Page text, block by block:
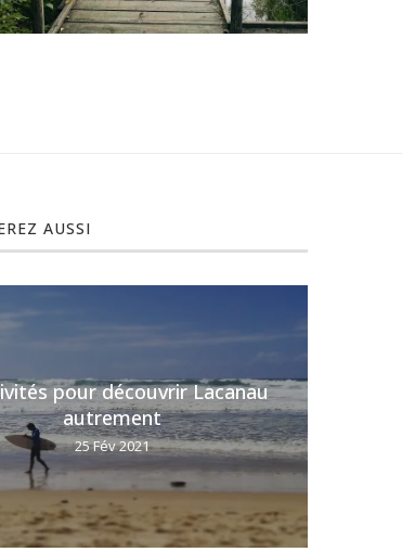
AUSSI
pour découvrir Lacanau
autrement
25 Fév 2021